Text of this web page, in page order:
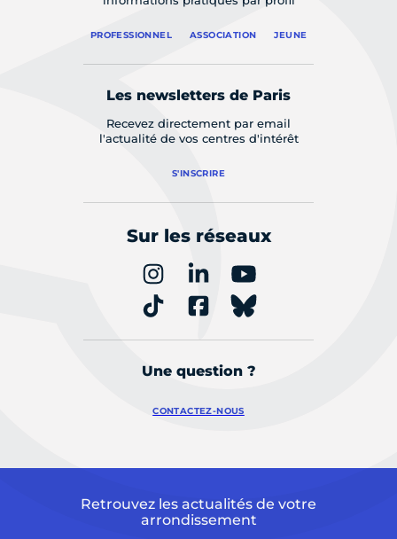
PROFESSIONNEL ASSOCIATION JEUNE
Les newsletters de Paris
Recevez directement par email
l'actualité de vos centres d'intérêt
S'INSCRIRE
Sur les réseaux
Une question ?
CONTACTEZ-NOUS
Retrouvez les actualités de votre
arrondissement